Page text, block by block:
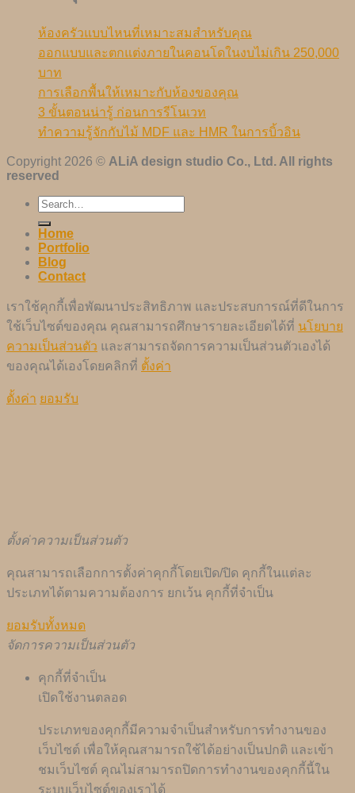
ห้องครัวแบบไหนที่เหมาะสมสำหรับคุณ
ออกแบบและตกแต่งภายในคอนโดในงบไม่เกิน 250,000
บาท
การเลือกพื้นให้เหมาะกับห้องของคุณ
3 ขั้นตอนน่ารู้ ก่อนการรีโนเวท
ทำความรู้จักกับไม้ MDF และ HMR ในการบิ้วอิน
Copyright 2026 © ALiA design studio Co., Ltd. All rights
reserved
Home
Portfolio
Blog
Contact
เราใช้คุกกี้เพื่อพัฒนาประสิทธิภาพ และประสบการณ์ที่ดีในการ
ใช้เว็บไซต์ของคุณ คุณสามารถศึกษารายละเอียดได้ที่ นโยบาย
ความเป็นส่วนตัว และสามารถจัดการความเป็นส่วนตัวเองได้
ของคุณได้เองโดยคลิกที่ ตั้งค่า
ตั้งค่า ยอมรับ
ตั้งค่าความเป็นส่วนตัว
คุณสามารถเลือกการตั้งค่าคุกกี้โดยเปิด/ปิด คุกกี้ในแต่ละ
ประเภทได้ตามความต้องการ ยกเว้น คุกกี้ที่จำเป็น
ยอมรับทั้งหมด
จัดการความเป็นส่วนตัว
คุกกี้ที่จำเป็น
เปิดใช้งานตลอด
ประเภทของคุกกี้มีความจำเป็นสำหรับการทำงานของ
เว็บไซต์ เพื่อให้คุณสามารถใช้ได้อย่างเป็นปกติ และเข้า
ชมเว็บไซต์ คุณไม่สามารถปิดการทำงานของคุกกี้นี้ใน
ระบบเว็บไซต์ของเราได้